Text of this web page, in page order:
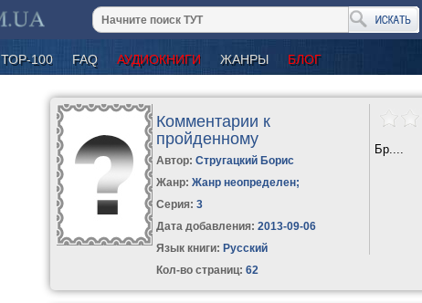
ТОР-100 FAQ АУДИОКНИГИ ЖАНРЫ БЛОГ
Комментарии к
пройденному
Автор:Стругацкий Борис
Жанр: Жанр неопределен;
Серия:3
Дата добавления: 2013-09-06
Язык книги: Русский
Кол-во страниц: 62
Бр....